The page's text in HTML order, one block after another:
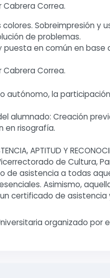
Cabrera Correa.
Sobreimpresión y
de problemas.
puesta en común en base
Cabrera Correa.
autónomo, la
alumnado: Creación
en risografía.
APTITUD Y
de Cultura,
de asistencia a todas
Asimismo,
certificado de
organizado por